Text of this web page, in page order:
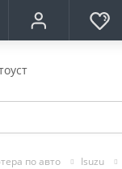
по авто Isuzu